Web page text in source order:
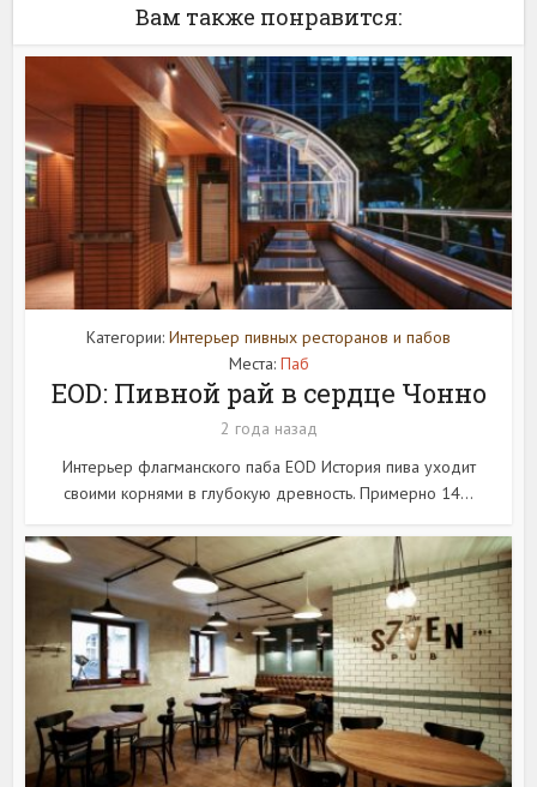
Вам также понравится:
Категории: Интерьер пивных ресторанов и пабов
Места: Паб
EOD: Пивной рай в сердце Чонно
2 года назад
Интерьер флагманского паба EOD История пива уходит
своими корнями в глубокую древность. Примерно 14...